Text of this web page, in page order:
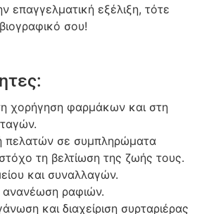
επαγγελματική εξέλιξη, τότε
σου!
χορήγηση φαρμάκων και στη
πελατών σε συμπληρώματα
τη βελτίωση της ζωής τους.
και συναλλαγών.
ραφιών.
και διαχείριση συρταριέρας